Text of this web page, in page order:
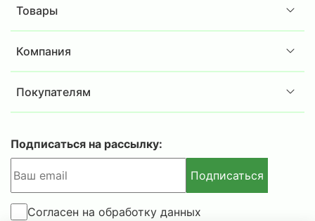
габаритов выступающих деталей (замков, и
изделия.
Товары
Компания
Покупателям
Подписаться на рассылку:
Подписаться
Согласен на обработку данных